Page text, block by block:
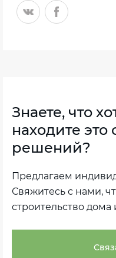
Знаете, что
находите
решений?
Предлагаем
Свяжитесь с нами,
строительство дома